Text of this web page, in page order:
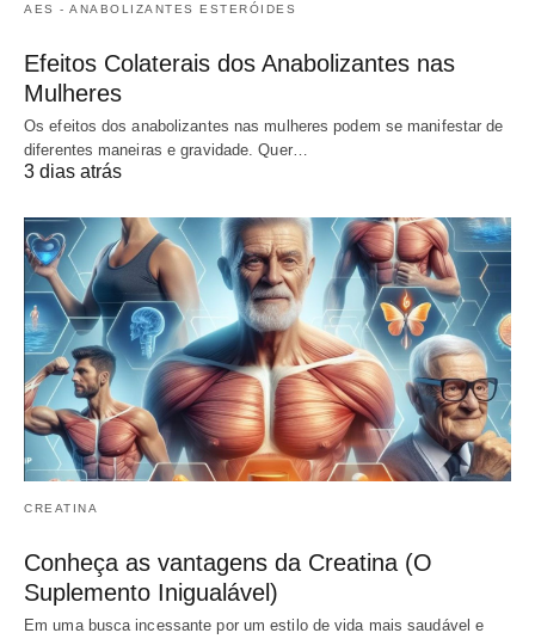
AES - ANABOLIZANTES ESTERÓIDES
Efeitos Colaterais dos Anabolizantes nas
Mulheres
Os efeitos dos anabolizantes nas mulheres podem se manifestar de
diferentes maneiras e gravidade. Quer…
3 dias atrás
CREATINA
Conheça as vantagens da Creatina (O
Suplemento Inigualável)
Em uma busca incessante por um estilo de vida mais saudável e